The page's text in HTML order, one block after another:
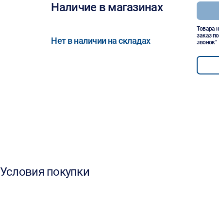
Наличие в магазинах
Нет в наличии на складах
Товара
заказ
звонок"
Условия покупки